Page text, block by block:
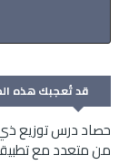
قد تُعجبك هذه
حصاد درس توزيع ذي
من متعدد مع